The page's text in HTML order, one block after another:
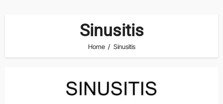
Sinusitis
Home Sinusitis